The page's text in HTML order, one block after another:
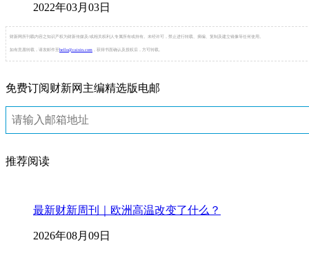
2022年03月03日
财新网所刊载内容之知识产权为财新传媒及/或相关权利人专属所有或持有。未经许可，禁止进行转载、摘编、复制及建立镜像等任何使用。
如有意愿转载，请发邮件至 hello@caixin.com ，获得书面确认及授权后，方可转载。
免费订阅财新网主编精选版电邮
推荐阅读
最新财新周刊｜欧洲高温改变了什么？
2026年08月09日